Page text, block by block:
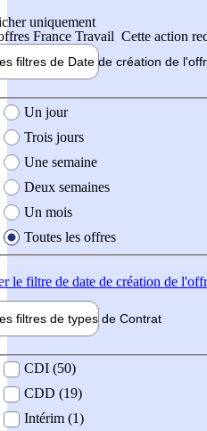
uniquement
France Travail Cette action
filtres de Date de création de
création de l'offre
Un jour
Trois jours
Une semaine
Deux semaines
Un mois
Toutes les offres
le filtre de date de création de
filtres de types de Contrat
contrat
CDI (50)
CDD (19)
Intérim (1)